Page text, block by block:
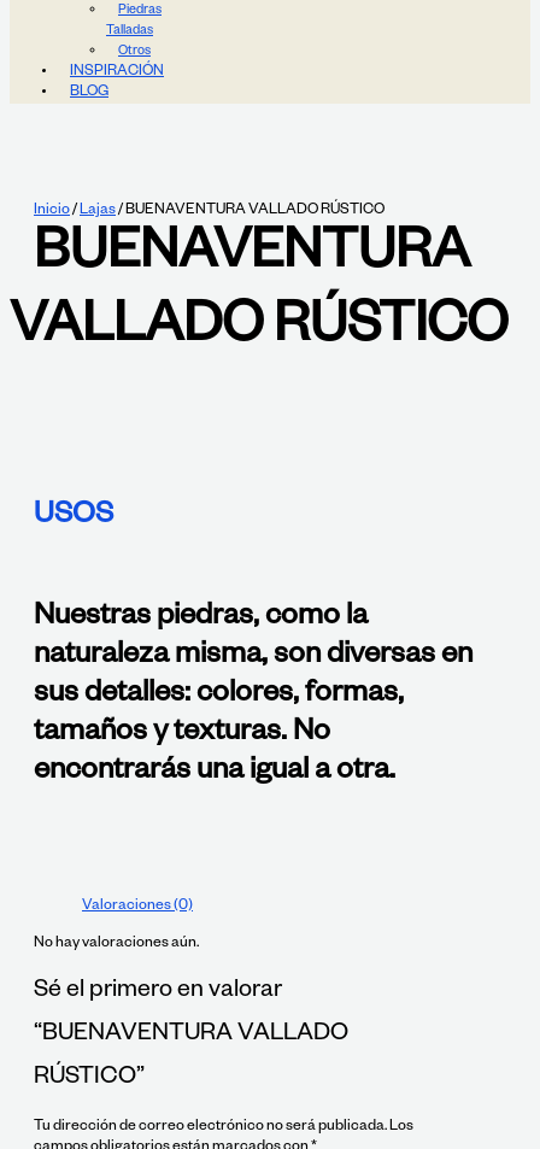
Piedras
Talladas
Otros
INSPIRACIÓN
BLOG
Inicio/Lajas/ BUENAVENTURA VALLADO RÚSTICO
BUENAVENTURA
VALLADO RÚSTICO
USOS
Nuestras piedras, como la
naturaleza misma, son diversas en
sus detalles: colores, formas,
tamaños y texturas. No
encontrarás una igual a otra.
Valoraciones (0)
No hay valoraciones aún.
Sé el primero en valorar
“BUENAVENTURA VALLADO
RÚSTICO”
Tu dirección de correo electrónico no será publicada.Los